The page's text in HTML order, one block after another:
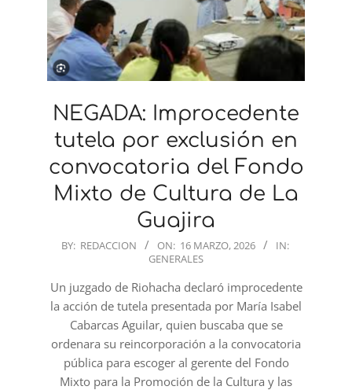
NEGADA: Improcedente
tutela por exclusión en
convocatoria del Fondo
Mixto de Cultura de La
Guajira
2026-
16
BY: REDACCION ON: 16 MARZO, 2026
IN:
GENERALES
Un juzgado de Riohacha declaró improcedente
la acción de tutela presentada por María Isabel
Cabarcas Aguilar, quien buscaba que se
ordenara su reincorporación a la convocatoria
pública para escoger al gerente del Fondo
Mixto para la Promoción de la Cultura y las